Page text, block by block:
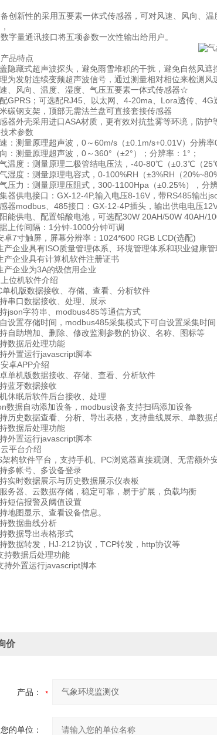
新性的采用五要素一体式传感器，可对风速、风向、温
量通讯接口将五项参数一次性输出给用户。
品特点
藏式超声波探头，避免雨雪堆积的干扰，避免自然风遮
发射连续变频超声波信号，通过测量相对相位来检测风
风向、温度、湿度、气压五要素一体式传感器☆
；可选配RJ45、以太网、4-20ma、Lora透传、4G
钢支架，顶部无需法兰盘可直接套接传感器
外壳采用进口ASA材质，更有效对抗盐雾等环境，防护
术参数
测量原理超声波，0～60m/s（±0.1m/s+0.01V）分辨率
测量原理超声波，0～360°（±2°）；分辨率：1°；
度：测量原理二极管结电压法，-40-80℃（±0.3℃（
度：测量原理电容式，0-100%RH（±3%RH（
力：测量原理压阻式，300-1100Hpa（±0.25%），分辨
供电接口：GX-12-4P,输入电压8-16V，带RS485输出
modbus、485接口：GX-12-4P插头，输出供电电压
供电、配置铅酸电池，可选配30W 20AH/50W 40AH/
传间隔：1分钟-1000分钟可调
寸触屏，屏幕分辨率：1024*600 RGB LCD(选配)
业具有ISO质量管理体系、环境管理体系和职业健康管
企业具有计算机软件注册证书
企业为3A的级信用企业
机软件介绍
版数据接收、存储、查看、分析软件
口数据接收、处理、展示
字符串、modbus485等通信方式
置存储时间，modbus485采集模式下可自设置采集时间
助增加、删除、修改监测参数的协议、名称、图标等
据后处理功能
置运行javascript脚本
APP介绍
机版数据接收、存储、查看、分析软件
牙数据接收
眠后软件后台接收、处理
据自动添加设备，modbus设备支持扫码添加设备
史数据查看、分析、导出表格，支持曲线展示、单数据
据后处理功能
置运行javascript脚本
台介绍
软件平台，支持手机、PC浏览器直接观测、无需额外
帐号、多设备登录
时数据展示与历史数据展示仪表板
器、云数据存储，稳定可靠，易于扩展，负载均衡
信报警及阈值设置
图显示、查看设备信息。
据曲线分析
据导出表格形式
据转发，HJ-212协议，TCP转发，http协议等
数据后处理功能
外置运行javascript脚本
价
产品：
您的单位：